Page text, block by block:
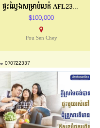
ផ្ទះល្វែងសម្រាប់លក់ AFL23-017
$100,000
Pou Sen Chey
070722337